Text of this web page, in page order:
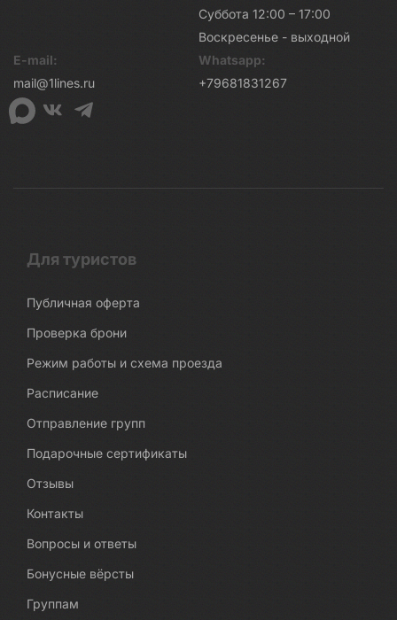
Суббота 12:00 – 17:00
Воскресенье - выходной
E-mail:
mail@1lines.ru
Whatsapp:
+79681831267
Для туристов
Публичная оферта
Проверка брони
Режим работы и схема проезда
Расписание
Отправление групп
Подарочные сертификаты
Отзывы
Контакты
Вопросы и ответы
Бонусные вёрсты
Группам